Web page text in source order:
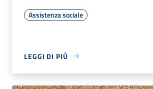
Assistenza sociale
LEGGI DI PIÙ